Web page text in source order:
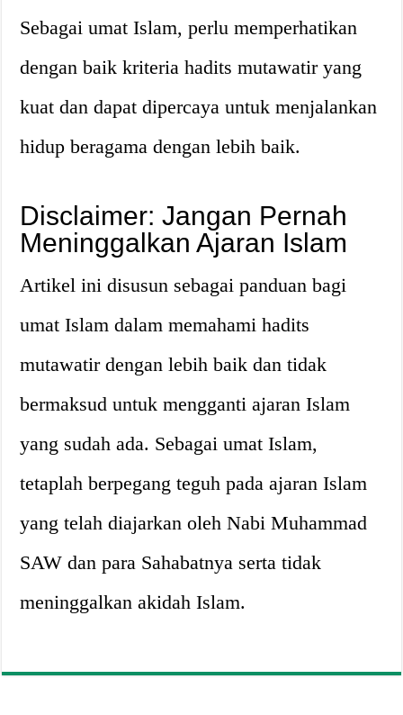
Sebagai umat Islam, perlu memperhatikan
dengan baik kriteria hadits mutawatir yang
kuat dan dapat dipercaya untuk menjalankan
hidup beragama dengan lebih baik.
Disclaimer: Jangan Pernah
Meninggalkan Ajaran Islam
Artikel ini disusun sebagai panduan bagi
umat Islam dalam memahami hadits
mutawatir dengan lebih baik dan tidak
bermaksud untuk mengganti ajaran Islam
yang sudah ada. Sebagai umat Islam,
tetaplah berpegang teguh pada ajaran Islam
yang telah diajarkan oleh Nabi Muhammad
SAW dan para Sahabatnya serta tidak
meninggalkan akidah Islam.